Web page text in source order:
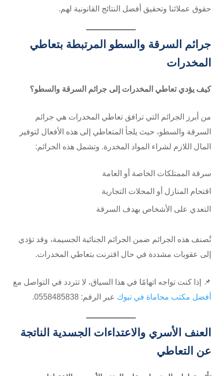
حقوق عملائنا وتحقيق أفضل النتائج القانونية لهم.
جرائم السرقة والسطو المرتبطة بتعاطي
المخدرات
كيف يؤدي تعاطي المخدرات إلى جرائم السرقة والسطو؟
من أبرز الجرائم التي ترافق تعاطي المخدرات هي جرائم
السرقة والسطو، حيث يلجأ المتعاطي إلى هذه الأفعال لتوفير
المال اللازم لشراء المواد المخدرة. وتشمل هذه الجرائم:
سرقة الممتلكات الخاصة أو العامة
اقتحام المنازل أو المحلات التجارية
التعدي على الأشخاص بهدف السرقة
تُصنف هذه الجرائم ضمن الجرائم الجنائية الجسيمة، وقد تؤدي
إلى عقوبات مشددة في حال اقترنت بتعاطي المخدرات.
📌 إذا كنت تواجه اتهامًا في هذا السياق، لا تتردد في التواصل مع
أفضل مكتب محاماة في تبوك عبر الرقم: ⁦0558485838⁩.
العنف الأسري والاعتداءات الجسدية الناتجة
عن التعاطي